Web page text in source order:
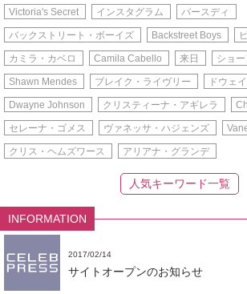
Victoria's Secret インスタグラム バースディ
バックストリート・ボーイズ Backstreet Boys
カミラ・カベロ Camila Cabello 来日 ショ
Shawn Mendes ブレイク・ライヴリー ドウェ
Dwayne Johnson クリスティーナ・アギレラ
セレーナ・ゴメス ヴァネッサ・ハジェンズ
クリス・ヘムズワース アリアナ・グランデ
人気キーワード一覧
INFORMATION
2017/02/14
サイトオープンのお知らせ